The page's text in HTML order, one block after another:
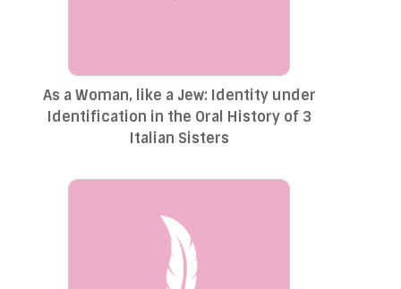
As a Woman, like a Jew: Identity under
Identification in the Oral History of 3
Italian Sisters